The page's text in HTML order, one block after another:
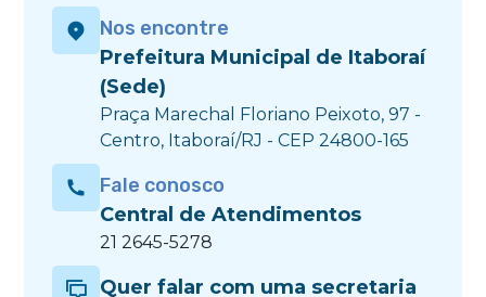
Nos encontre
Prefeitura Municipal de Itaboraí
(Sede)
Praça Marechal Floriano Peixoto, 97 -
Centro, Itaboraí/RJ - CEP 24800-165
Fale conosco
Central de Atendimentos
21 2645-5278
Quer falar com uma secretaria